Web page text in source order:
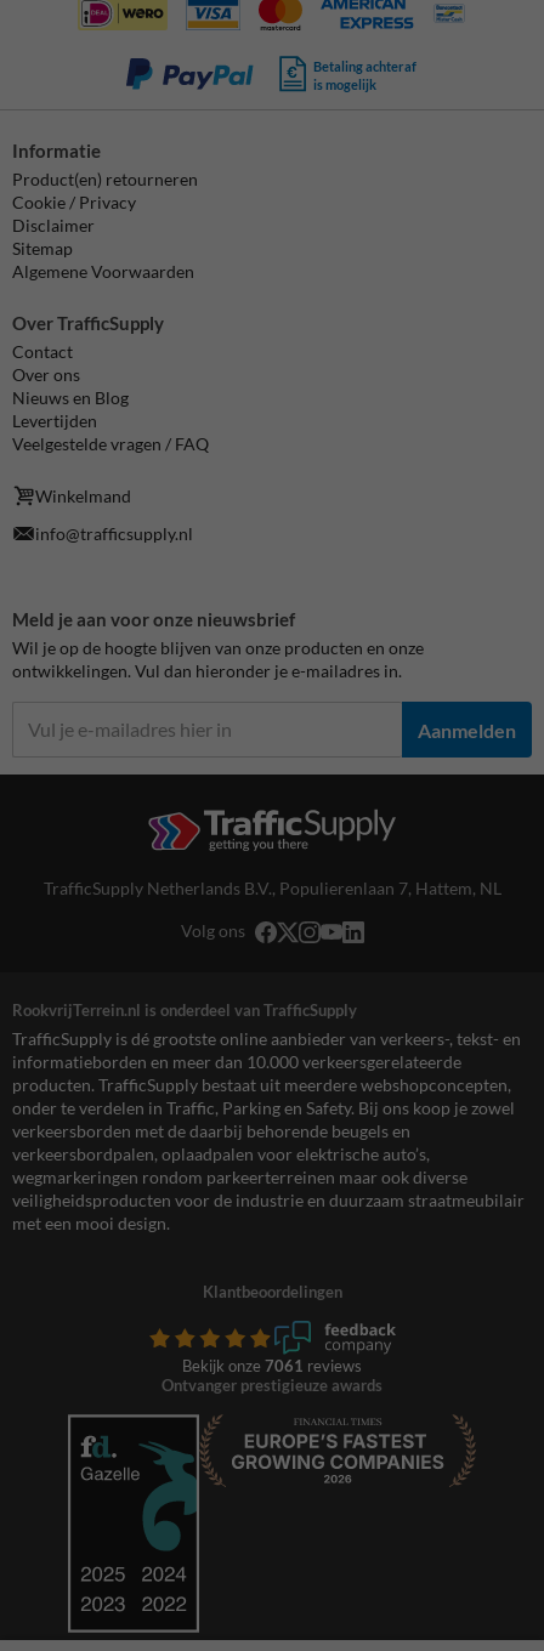
Betaling achteraf
is mogelijk
Informatie
Product(en) retourneren
Cookie / Privacy
Disclaimer
Sitemap
Algemene Voorwaarden
Over TrafficSupply
Contact
Over ons
Nieuws en Blog
Levertijden
Veelgestelde vragen / FAQ
Winkelmand
info@trafficsupply.nl
Meld je aan voor onze nieuwsbrief
Wil je op de hoogte blijven van onze producten en onze
ontwikkelingen. Vul dan hieronder je e-mailadres in.
Aanmelden
TrafficSupply Netherlands B.V., Populierenlaan 7, Hattem, NL
Volg ons
RookvrijTerrein.nl is onderdeel van TrafficSupply
TrafficSupply is dé grootste online aanbieder van verkeers-, tekst- en
informatieborden en meer dan 10.000 verkeersgerelateerde
producten. TrafficSupply bestaat uit meerdere webshopconcepten,
onder te verdelen in Traffic, Parking en Safety. Bij ons koop je zowel
verkeersborden met de daarbij behorende beugels en
verkeersbordpalen, oplaadpalen voor elektrische auto’s,
wegmarkeringen rondom parkeerterreinen maar ook diverse
veiligheidsproducten voor de industrie en duurzaam straatmeubilair
met een mooi design.
Klantbeoordelingen
Bekijk onze 7061 reviews
Ontvanger prestigieuze awards